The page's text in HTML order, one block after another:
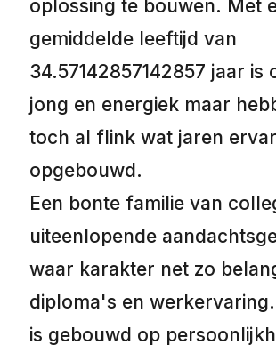
oplossing te bouwen. Met
gemiddelde leeftijd van
34.57142857142857 jaar is
jong en energiek maar
toch al flink wat jaren
opgebouwd.
Een bonte familie van
uiteenlopende
waar karakter net zo
diploma's en
is gebouwd op